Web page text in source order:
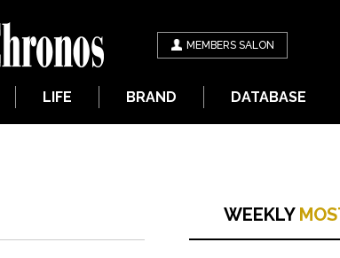
MEMBERS SALON
LIFE BRAND DATABASE
WEEKLY